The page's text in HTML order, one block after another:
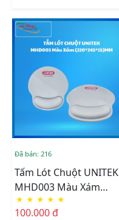
Đã bán: 216
Tấm Lót Chuột UNITEK
MHD003 Màu Xám
(220*245*15)MM
★ ★ ★ ★ ★
100.000 đ